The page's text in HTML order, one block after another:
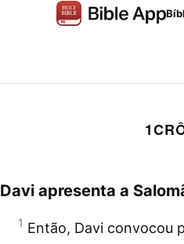
Davi apresenta a
1 Então, Davi convocou